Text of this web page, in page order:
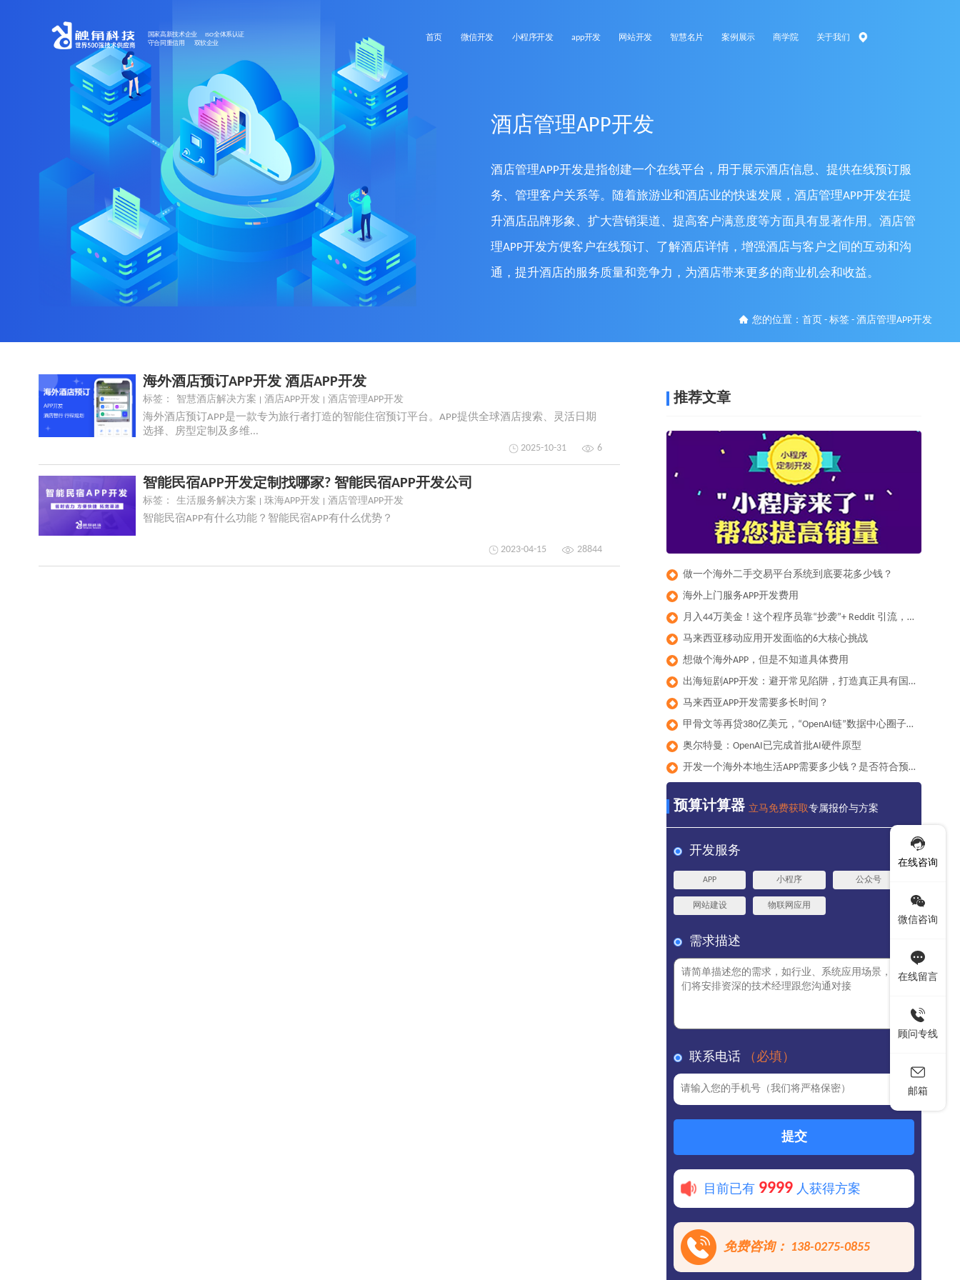
国家高新技术企业 ISO全体系认证
守合同重信用 双软企业
首页 微信开发 小程序开发 app开发 网站开发 智慧名片 案例展示 商学院 关于我们
酒店管理APP开发
酒店管理APP开发是指创建一个在线平台，用于展示酒店信息、提供在线预订服
务、管理客户关系等。随着旅游业和酒店业的快速发展，酒店管理APP开发在提
升酒店品牌形象、扩大营销渠道、提高客户满意度等方面具有显著作用。酒店管
理APP开发方便客户在线预订、了解酒店详情，增强酒店与客户之间的互动和沟
通，提升酒店的服务质量和竞争力，为酒店带来更多的商业机会和收益。
您的位置：首页 -标签 -酒店管理APP开发
海外酒店预订APP开发 酒店APP开发
标签： 智慧酒店解决方案 酒店APP开发
酒店管理APP开发
海外酒店预订APP是一款专为旅行者打造的智能住宿预订平台。APP提供全球酒店搜索、灵活日期
选择、房型定制及多维...
2025-10-31
6
智能民宿APP开发定制找哪家? 智能民宿APP开发公司
标签： 生活服务解决方案 珠海APP开发
酒店管理APP开发
智能民宿APP有什么功能？智能民宿APP有什么优势？
2023-04-15 28844
推荐文章
◆ 做一个海外二手交易平台系统到底要花多少钱？
◆ ​海外上门服务APP开发费用
◆ 月入44万美金！这个程序员靠“抄袭”+ Reddit 引流，做出了全球爆款健身App
◆ 马来西亚移动应用开发面临的6大核心挑战
◆ 想做个海外APP，但是不知道具体费用
◆ 出海短剧APP开发：避开常见陷阱，打造真正具有国际竞争力的产品
◆ 马来西亚APP开发需要多长时间？
◆ 甲骨文等再贷380亿美元，“OpenAI链”数据中心圈子累计负债已达1000亿美元
◆ 奥尔特曼：OpenAI已完成首批AI硬件原型
◆ 开发一个海外本地生活APP需要多少钱？是否符合预算？
预算计算器 立马免费获取专属报价与方案
开发服务
APP 小程序 公众号
网站建设 物联网应用
需求描述
联系电话 （必填）
提交
目前已有 9999 人获得方案
免费咨询： 138-0275-0855
在线咨询
微信咨询
在线留言
顾问专线
邮箱